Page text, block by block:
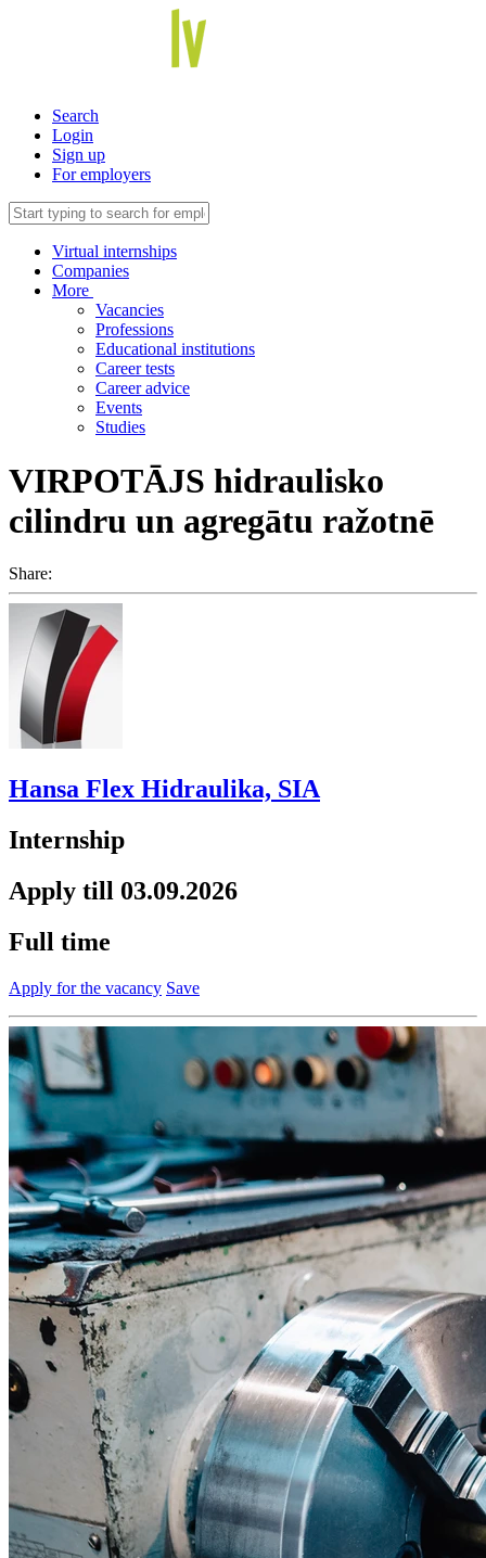
Search
Login
Sign up
For employers
Virtual internships
Companies
More
Vacancies
Professions
Educational institutions
Career tests
Career advice
Events
Studies
VIRPOTĀJS hidraulisko
cilindru un agregātu ražotnē
Share:
Hansa Flex Hidraulika, SIA
Internship
Apply till 03.09.2026
Full time
Apply for the vacancy Save